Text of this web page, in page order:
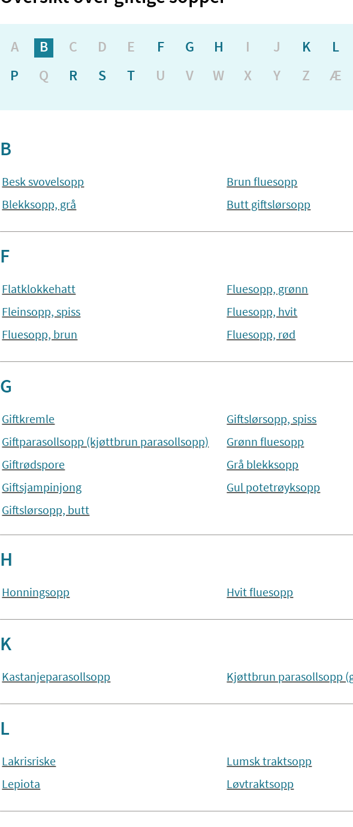
A B C D E F G H I J K
L
P
Q R S T U V W X Y Z Æ
B
Besk svovelsopp
Blekksopp, grå
Brun fluesopp
Butt giftslørsopp
F
Flatklokkehatt
Fleinsopp, spiss
Fluesopp, brun
Fluesopp, grønn
Fluesopp, hvit
Fluesopp, rød
G
Giftkremle
Giftparasollsopp (kjøttbrun parasollsopp)
Giftrødspore
Giftsjampinjong
Giftslørsopp, butt
Giftslørsopp, spiss
Grønn fluesopp
Grå blekksopp
Gul potetrøyksopp
H
Honningsopp Hvit fluesopp
K
Kastanjeparasollsopp Kjøttbrun parasollsopp
L
Lakrisriske
Lepiota
Lumsk traktsopp
Løvtraktsopp